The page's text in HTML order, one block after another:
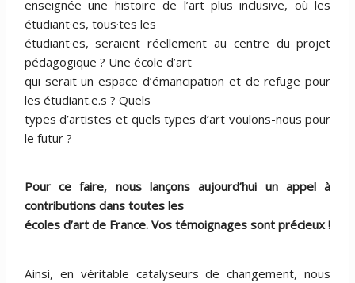
enseignée une histoire de l’art plus inclusive, où les
étudiant·es, tous·tes les
étudiant·es, seraient réellement au centre du projet
pédagogique ? Une école d’art
qui serait un espace d’émancipation et de refuge pour
les étudiant.e.s ? Quels
types d’artistes et quels types d’art voulons-nous pour
le futur ?
Pour ce faire, nous lançons aujourd’hui un appel à
contributions dans toutes les
écoles d’art de France. Vos témoignages sont précieux !
Ainsi, en véritable catalyseurs de changement, nous